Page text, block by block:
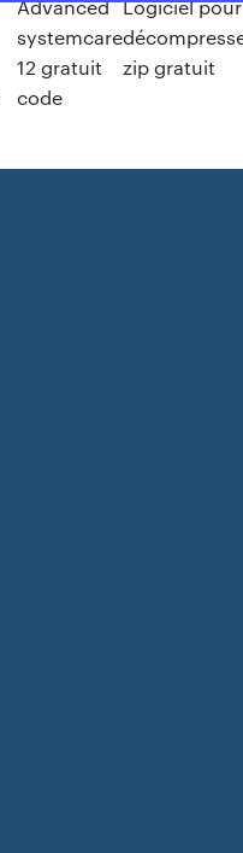
Advanced
systemcare
12 gratuit
code
Logiciel pour
zip gratuit